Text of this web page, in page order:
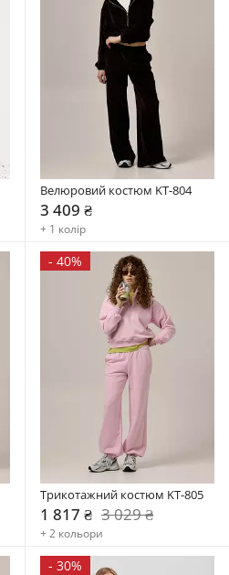
Велюровий костюм KT-804
3 409 ₴
+ 1 колір
- 40%
Трикотажний костюм KT-805
1 817 ₴ 3 029 ₴
+ 2 кольори
- 30%